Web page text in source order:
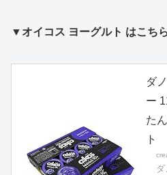
▼オイコス ヨーグルト はこちら
ダ
ー
た
ト